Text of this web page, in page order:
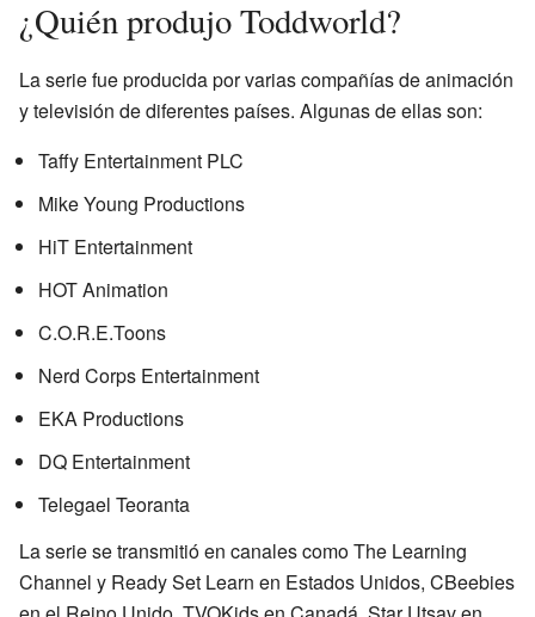
¿Quién produjo Toddworld?
La serie fue producida por varias compañías de animación
y televisión de diferentes países. Algunas de ellas son:
Taffy Entertainment PLC
Mike Young Productions
HiT Entertainment
HOT Animation
C.O.R.E.Toons
Nerd Corps Entertainment
EKA Productions
DQ Entertainment
Telegael Teoranta
La serie se transmitió en canales como The Learning
Channel y Ready Set Learn en Estados Unidos, CBeebies